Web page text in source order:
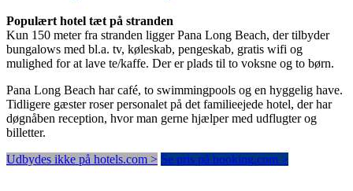
Populært hotel tæt på stranden
Kun 150 meter fra stranden ligger Pana Long Beach, der tilbyder
bungalows med bl.a. tv, køleskab, pengeskab, gratis wifi og
mulighed for at lave te/kaffe. Der er plads til to voksne og to børn.
Pana Long Beach har café, to swimmingpools og en hyggelig have.
Tidligere gæster roser personalet på det familieejede hotel, der har
døgnåben reception, hvor man gerne hjælper med udflugter og
billetter.
Udbydes ikke på hotels.com > Se pris på booking.com >